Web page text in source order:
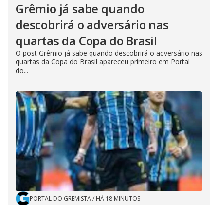
Grêmio já sabe quando
descobrirá o adversário nas
quartas da Copa do Brasil
O post Grêmio já sabe quando descobrirá o adversário nas
quartas da Copa do Brasil apareceu primeiro em Portal
do...
PORTAL DO GREMISTA/ HÁ 18 MINUTOS